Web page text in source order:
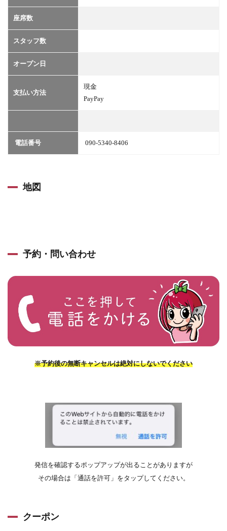
座席数
スタッフ数
オープン日
支払い方法
現金
PayPay
電話番号 090-5340-8406
地図
予約・問い合わせ
※予約後の無断キャンセルは絶対にしないでください
発信を確認するポップアップが出ることがありますが
その場合は「通話を許可」をタップしてください。
クーポン